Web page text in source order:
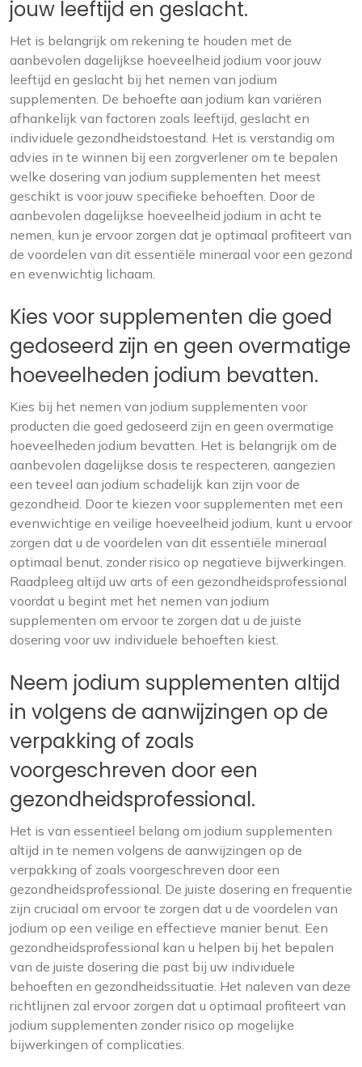
jouw leeftijd en geslacht.
Het is belangrijk om rekening te houden met de
aanbevolen dagelijkse hoeveelheid jodium voor jouw
leeftijd en geslacht bij het nemen van jodium
supplementen. De behoefte aan jodium kan variëren
afhankelijk van factoren zoals leeftijd, geslacht en
individuele gezondheidstoestand. Het is verstandig om
advies in te winnen bij een zorgverlener om te bepalen
welke dosering van jodium supplementen het meest
geschikt is voor jouw specifieke behoeften. Door de
aanbevolen dagelijkse hoeveelheid jodium in acht te
nemen, kun je ervoor zorgen dat je optimaal profiteert van
de voordelen van dit essentiële mineraal voor een gezond
en evenwichtig lichaam.
Kies voor supplementen die goed
gedoseerd zijn en geen overmatige
hoeveelheden jodium bevatten.
Kies bij het nemen van jodium supplementen voor
producten die goed gedoseerd zijn en geen overmatige
hoeveelheden jodium bevatten. Het is belangrijk om de
aanbevolen dagelijkse dosis te respecteren, aangezien
een teveel aan jodium schadelijk kan zijn voor de
gezondheid. Door te kiezen voor supplementen met een
evenwichtige en veilige hoeveelheid jodium, kunt u ervoor
zorgen dat u de voordelen van dit essentiële mineraal
optimaal benut, zonder risico op negatieve bijwerkingen.
Raadpleeg altijd uw arts of een gezondheidsprofessional
voordat u begint met het nemen van jodium
supplementen om ervoor te zorgen dat u de juiste
dosering voor uw individuele behoeften kiest.
Neem jodium supplementen altijd
in volgens de aanwijzingen op de
verpakking of zoals
voorgeschreven door een
gezondheidsprofessional.
Het is van essentieel belang om jodium supplementen
altijd in te nemen volgens de aanwijzingen op de
verpakking of zoals voorgeschreven door een
gezondheidsprofessional. De juiste dosering en frequentie
zijn cruciaal om ervoor te zorgen dat u de voordelen van
jodium op een veilige en effectieve manier benut. Een
gezondheidsprofessional kan u helpen bij het bepalen
van de juiste dosering die past bij uw individuele
behoeften en gezondheidssituatie. Het naleven van deze
richtlijnen zal ervoor zorgen dat u optimaal profiteert van
jodium supplementen zonder risico op mogelijke
bijwerkingen of complicaties.